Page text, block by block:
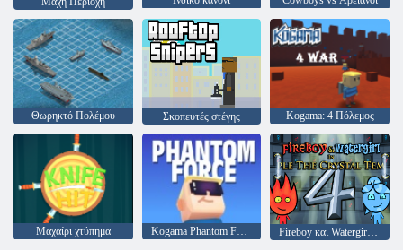
Θωρηκτό Πολέμου Σκοπευτές στέγης Kogama: 4 Πόλεμος
Μαχαίρι χτύπημα Kogama Phantom Force
Fireboy και Watergirl 4: Crystal Temple